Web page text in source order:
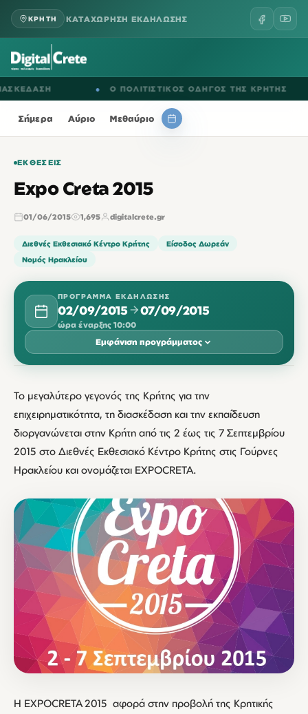
ΚΡΗΤΗ ΚΑΤΑΧΩΡΗΣΗ ΕΚΔΗΛΩΣΗΣ
Ο ΠΟΛΙΤΙΣΤΙΚΟΣ ΟΔΗΓΟΣ ΤΗΣ ΚΡΗΤΗΣ
Σήμερα Αύριο Μεθαύριο
ΕΚΘΈΣΕΙΣ
Expo Creta 2015
01/06/2015 1,695 digitalcrete.gr
Διεθνές Εκθεσιακό Κέντρο Κρήτης
Είσοδος Δωρεάν
Νομός Ηρακλείου
ΠΡΌΓΡΑΜΜΑ ΕΚΔΉΛΩΣΗΣ
02/09/2015 07/09/2015
ώρα έναρξης 10:00
Εμφάνιση προγράμματος
02
10:00
03
10:00
04
10:00
05
10:00
06
10:00
10:00
Το μεγαλύτερο γεγονός της Κρήτης για την
επιχειρηματικότητα, τη διασκέδαση και την εκπαίδευση
διοργανώνεται στην Κρήτη από τις 2 έως τις 7 Σεπτεμβρίου
2015 στο Διεθνές Εκθεσιακό Κέντρο Κρήτης στις Γούρνες
Ηρακλείου και ονομάζεται EXPOCRETA.
Η EXPOCRETA 2015 αφορά στην προβολή της Κρητικής